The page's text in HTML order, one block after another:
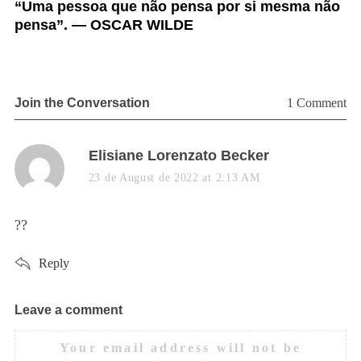
“Uma pessoa que não pensa por si mesma não
pensa”. — OSCAR WILDE
Join the Conversation 1 Comment
s
a
Elisiane Lorenzato Becker
23 de August de 2022 at 2:13 AM
??
Reply
L
e
a
Leave a comment
Your email address will not be